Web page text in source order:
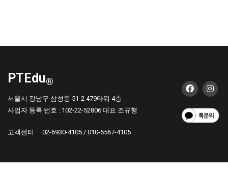
PTEdu®
서울시 강남구 삼성동 51-2 479타워 4층
사업자 등록 번호 : 102-22-52806 대표 조규행
고객센터 02-6930-4105 / 010-6567-4105